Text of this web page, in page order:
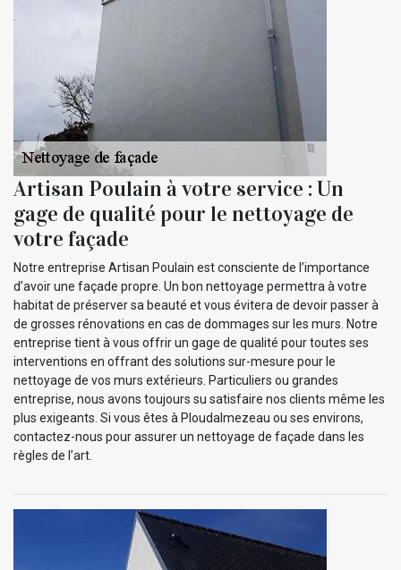
Artisan Poulain à votre service : Un
gage de qualité pour le nettoyage de
votre façade
Notre entreprise Artisan Poulain est consciente de l’importance
d’avoir une façade propre. Un bon nettoyage permettra à votre
habitat de préserver sa beauté et vous évitera de devoir passer à
de grosses rénovations en cas de dommages sur les murs. Notre
entreprise tient à vous offrir un gage de qualité pour toutes ses
interventions en offrant des solutions sur-mesure pour le
nettoyage de vos murs extérieurs. Particuliers ou grandes
entreprise, nous avons toujours su satisfaire nos clients même les
plus exigeants. Si vous êtes à Ploudalmezeau ou ses environs,
contactez-nous pour assurer un nettoyage de façade dans les
règles de l’art.